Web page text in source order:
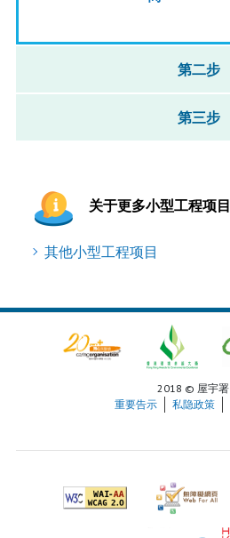
第二步
第三步
关于更多小型工程项目
其他小型工程项目
2018 © 屋宇署
重要告示
私隐政策